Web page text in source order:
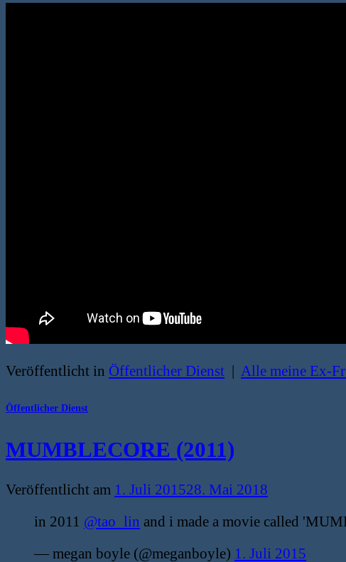
Veröffentlicht in Öffentlicher Dienst | Alle meine Ex-
Öffentlicher Dienst
MUMBLECORE (2011)
Veröffentlicht am 1. Juli 201528. Mai 2018
in 2011 @tao_lin and i made a movie called
— megan boyle (@meganboyle) 1. Juli 2015